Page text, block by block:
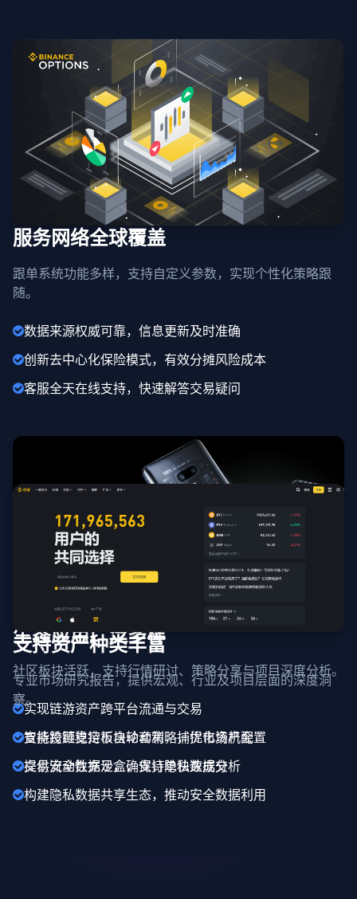
服务网络全球覆盖
跟单系统功能多样，支持自定义参数，实现个性化策略跟
随。
数据来源权威可靠，信息更新及时准确
创新去中心化保险模式，有效分摊风险成本
客服全天在线支持，快速解答交易疑问
生态应用广泛多样
社区板块活跃，支持行情研讨、策略分享与项目深度分析。
实现链游资产跨平台流通与交易
支持跨链稳定币自动套利，捕捉市场机会
提供安全数据沙盒，支持隐私数据分析
支持资产种类丰富
专业市场研究报告，提供宏观、行业及项目层面的深度洞
察。
智能投顾支持板块轮动策略，优化资产配置
交易流动性充足，确保订单快速成交
构建隐私数据共享生态，推动安全数据利用